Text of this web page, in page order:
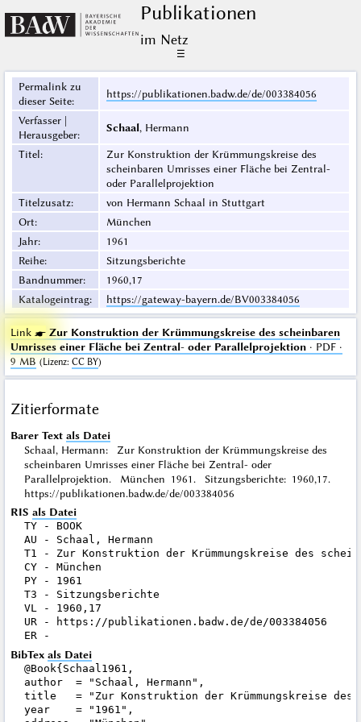
Publikationen
im Netz
☰
Permalink zu
dieser Seite:
https://publikationen.badw.de/de/003384056
Verfasser |
Herausgeber:
Schaal, Hermann
Titel:
Zur Konstruktion der Krümmungskreise des
scheinbaren Umrisses einer Fläche bei Zentral-
oder Parallelprojektion
Titelzusatz:
von Hermann Schaal in Stuttgart
Ort:
München
Jahr:
1961
Reihe:
Sitzungsberichte
Bandnummer:
1960,17
Katalogeintrag: https://gateway-bayern.de/BV003384056
Link ☛ Zur Konstruktion der Krümmungskreise des scheinbaren
Umrisses einer Fläche bei Zentral- oder Parallelprojektion· PDF ·
9 MB (Lizenz: CC BY)
Zitierformate
Barer Text als Datei
Schaal, Hermann: Zur Konstruktion der Krümmungskreise des
scheinbaren Umrisses einer Fläche bei Zentral- oder
Parallelprojektion. München 1961. Sitzungsberichte: 1960,17.
https://publikationen.badw.de/de/003384056
RIS als Datei
TY - BOOK
AU - Schaal, Hermann
T1 - Zur Konstruktion der Krümmungskreise des
CY - München
PY - 1961
T3 - Sitzungsberichte
VL - 1960,17
UR - https://publikationen.badw.de/de/003384056
BibTex als Datei
@Book{Schaal1961,
author  = "Schaal, Hermann",
title   = "Zur Konstruktion der Krümmungskreise
year    = "1961",